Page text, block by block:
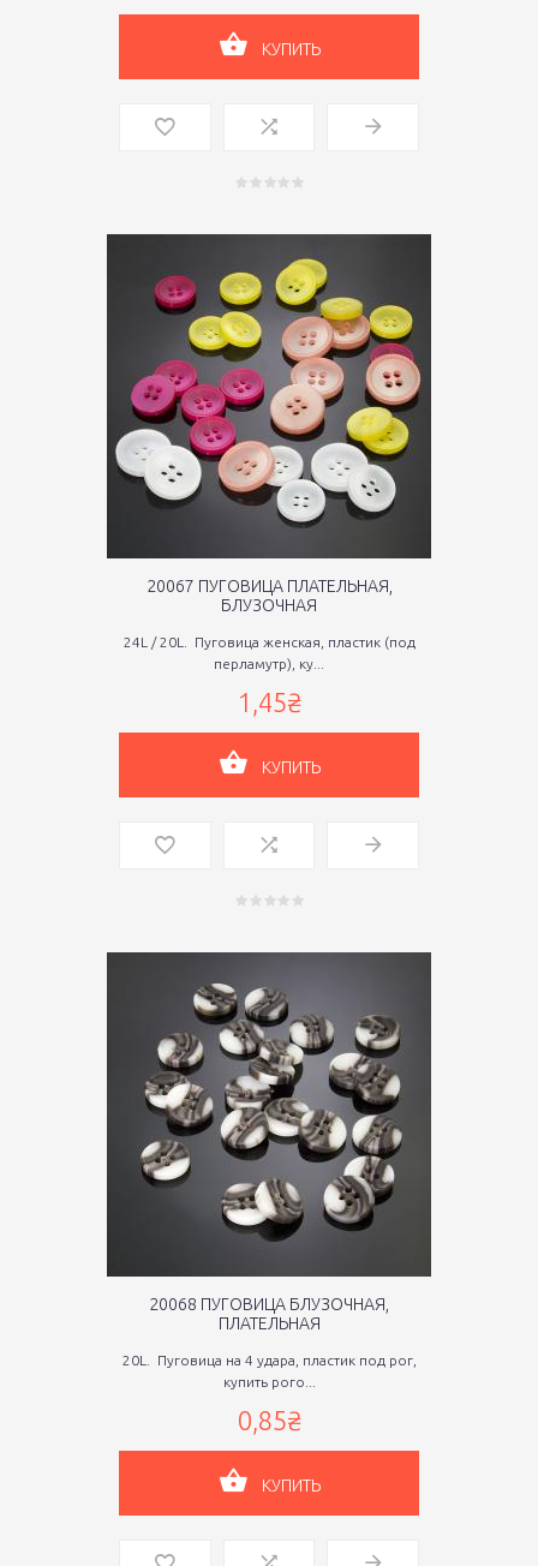
КУПИТЬ
20067 ПУГОВИЦА ПЛАТЕЛЬНАЯ,
БЛУЗОЧНАЯ
24L / 20L. Пуговица женская, пластик (под
перламутр), ку...
1,45₴
КУПИТЬ
20068 ПУГОВИЦА БЛУЗОЧНАЯ,
ПЛАТЕЛЬНАЯ
20L. Пуговица на 4 удара, пластик под рог,
купить рого...
0,85₴
КУПИТЬ